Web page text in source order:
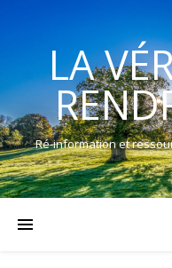
LA
Ré-information et